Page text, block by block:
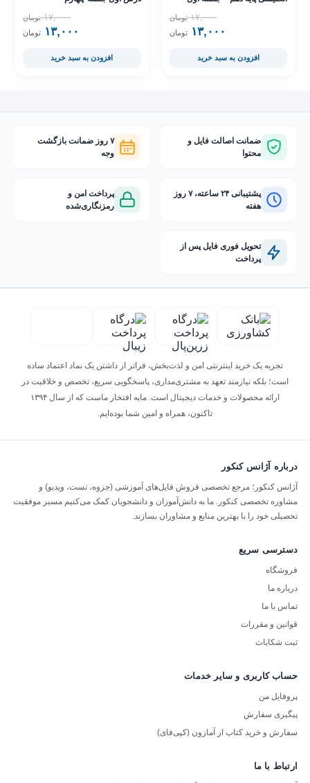
۱۷,۰۰۰ تومان
۱۳,۰۰۰ تومان
افزودن به سبد خرید
۱۷,۰۰۰ تومان
۱۳,۰۰۰ تومان
افزودن به سبد خرید
ضمانت اصالت فایل و
محتوا
۷ روز ضمانت بازگشت
وجه
پشتیبانی ۲۴ ساعته، ۷ روز
هفته
پرداخت امن و
رمزنگاری‌شده
تحویل فوری فایل پس از
پرداخت
تجربه یک خرید اینترنتی امن و لذت‌بخش، فراتر از داشتن یک نماد اعتماد ساده
است؛ بلکه نیازمند تعهد به مشتری‌مداری، پاسخگویی سریع، تخصص و خلاقیت در
ارائه محصولات و خدمات دیجیتال است. مایه افتخار ماست که از سال ۱۳۹۴
تاکنون، همراه و امین شما بوده‌ایم.
درباره آژانس کنکور
آژانس کنکور؛ مرجع تخصصی فروش فایل‌های آموزشی (جزوه، تست، ویدیو) و
مشاوره تخصصی کنکور. ما به دانش‌آموزان و دانشجویان کمک می‌کنیم مسیر موفقیت
تحصیلی خود را با بهترین منابع و مشاوران بسازند.
دسترسی سریع
فروشگاه
درباره ما
تماس با ما
قوانین و مقررات
ثبت شکایات
حساب کاربری و سایر خدمات
پروفایل من
پیگیری سفارش
سفارش و خرید کتاب از آمازون (کپی‌فای)
ارتباط با ما